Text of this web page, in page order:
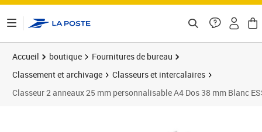
Accueil boutique
Fournitures de bureau
Classement et archivage
Classeurs et intercalaires
Classeur 2 anneaux 25 mm personnalisable A4 Dos 38 mm Blanc